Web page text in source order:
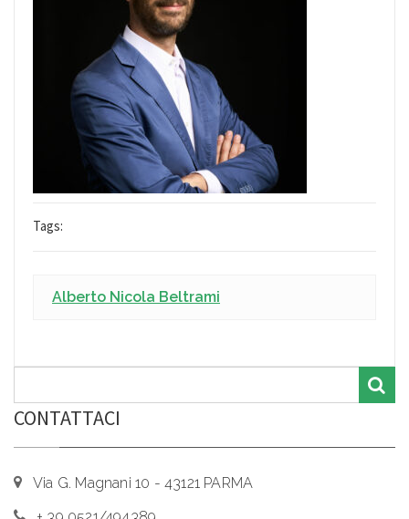
Tags:
Alberto Nicola Beltrami
CONTATTACI
Via G. Magnani 10 - 43121 PARMA